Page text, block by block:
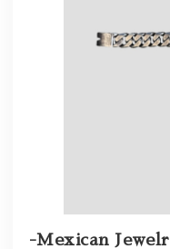
-Mexican